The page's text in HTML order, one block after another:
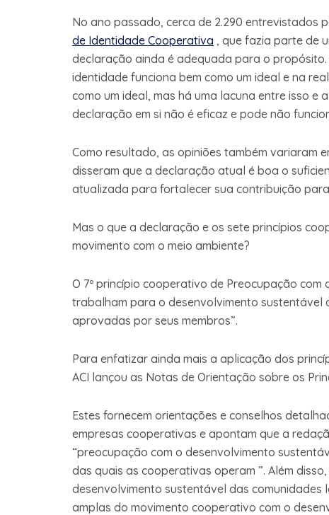
No ano passado, cerca de 2.290 entrevistados
de Identidade Cooperativa , que fazia parte de
declaração ainda é adequada para o
identidade funciona bem como um ideal e na
como um ideal, mas há uma lacuna entre isso e
declaração em si não é eficaz e pode não
Como resultado, as opiniões também variaram
disseram que a declaração atual é boa o
atualizada para fortalecer sua contribuição
Mas o que a declaração e os sete princípios
movimento com o meio ambiente?
O 7º princípio cooperativo de Preocupação
trabalham para o desenvolvimento sustentável
aprovadas por seus membros”.
Para enfatizar ainda mais a aplicação dos
ACI lançou as Notas de Orientação sobre os
Estes fornecem orientações e conselhos
empresas cooperativas e apontam que a
“preocupação com o desenvolvimento
das quais as cooperativas operam ”. Além
desenvolvimento sustentável das comunidades
amplas do movimento cooperativo com o